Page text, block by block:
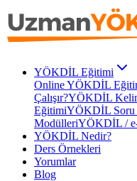
YÖKDİL Eğitimi
Online YÖKDİL
Çalışır?YÖKDİL
EğitimiYÖKDİL Soru
ModülleriYÖKDİL /
YÖKDİL Nedir?
Ders Örnekleri
Yorumlar
Blog